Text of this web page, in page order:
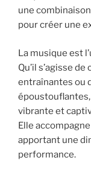
une
pour créer une
La musique est
Qu’il s’agisse
entraînantes ou
vibrante et
Elle
apportant une
performance.